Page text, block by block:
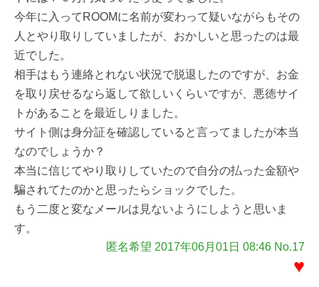
今年に入ってROOMに名前が変わって疑いながらもその
人とやり取りしていましたが、おかしいと思ったのは最
近でした。
相手はもう連絡とれない状況で脱退したのですが、お金
を取り戻せるなら返して欲しいくらいですが、悪徳サイ
トがあることを最近しりました。
サイト側は身分証を確認していると言ってましたが本当
なのでしょうか？
本当に信じてやり取りしていたので自分の払った金額や
騙されてたのかと思ったらショックでした。
もう二度と変なメールは見ないようにしようと思いま
す。
匿名希望 2017年06月01日 08:46 No.17
♥